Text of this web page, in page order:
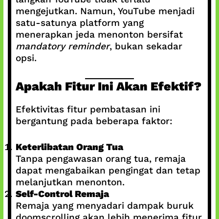
mengejutkan. Namun, YouTube menjadi
satu-satunya platform yang
menerapkan jeda menonton bersifat
mandatory reminder, bukan sekadar
opsi.
Apakah Fitur Ini Akan Efektif?
Efektivitas fitur pembatasan ini
bergantung pada beberapa faktor:
Keterlibatan Orang Tua
Tanpa pengawasan orang tua, remaja
dapat mengabaikan pengingat dan tetap
melanjutkan menonton.
Self-Control Remaja
Remaja yang menyadari dampak buruk